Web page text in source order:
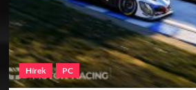
Hírek PC